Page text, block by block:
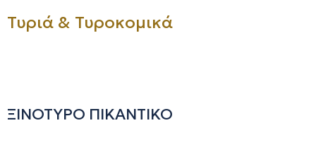
Τυριά & Τυροκομικά
ΞΙΝΟΤΥΡΟ ΠΙΚΑΝΤΙΚΟ